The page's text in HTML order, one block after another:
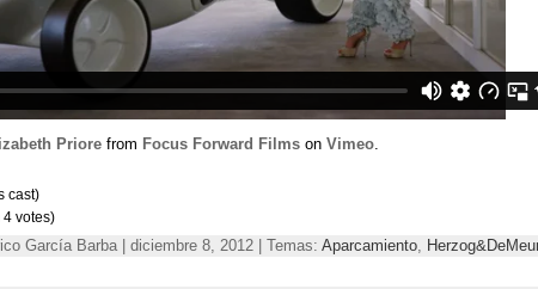
Priore from Focus Forward Films on Vimeo
cast)
4 votes)
García Barba | diciembre 8, 2012 | Temas: Aparcamiento,